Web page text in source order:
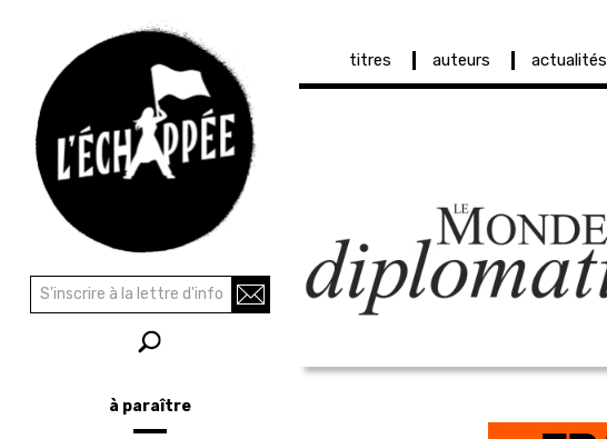
contenu
principal
principale
titres auteurs actualités
Rechercher
à paraître